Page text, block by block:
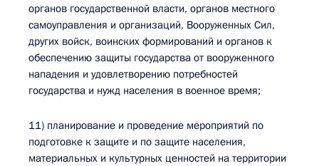
органов государственной власти, органов местного
самоуправления и организаций, Вооруженных Сил,
других войск, воинских формирований и органов к
обеспечению защиты государства от вооруженного
нападения и удовлетворению потребностей
государства и нужд населения в военное время;
11) планирование и проведение мероприятий по
подготовке к защите и по защите населения,
материальных и культурных ценностей на территории